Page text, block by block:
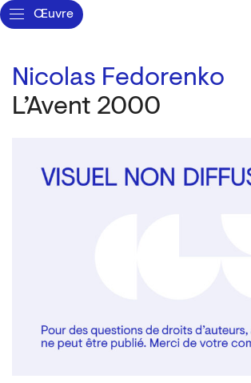
Œuvre
Nicolas Fedorenko
L’Avent 2000